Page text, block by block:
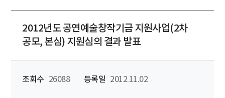
2012년도 공연예술창작기금 지원사업(2차
공모, 본심) 지원심의 결과 발표
조회수 26088 등록일 2012.11.02